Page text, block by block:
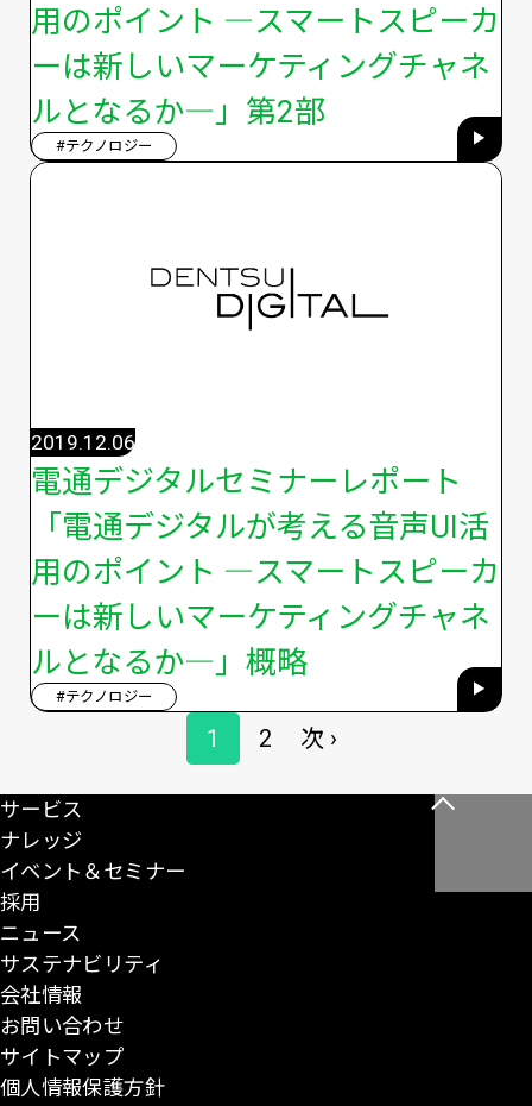
用のポイント ―スマートスピーカ
ーは新しいマーケティングチャネ
ルとなるか―」第2部
#テクノロジー
電通デジタルセミナーレポート
「電通デジタルが考える音声UI活
用のポイント ―スマートスピーカ
ーは新しいマーケティングチャネ
ルとなるか―」概略
2019.12.06
#テクノロジー
ペ
ジ
ペ
ー
1
ペ
ー
2
次
ペ
次 ›
こ
サービス
ナレッジ
イベント＆セミナー
採用
ニュース
サステナビリティ
会社情報
お問い合わせ
サイトマップ
個人情報保護方針